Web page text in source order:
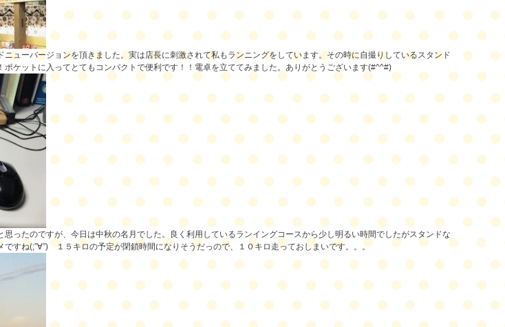
ューバージョンを頂きました。実は店長に刺激されて私もランニングをしています。その時に自撮りしているスタンド
ケットに入ってとてもコンパクトで便利です！！電卓を立ててみました。ありがとうございます(#^^#)
ったのですが、今日は中秋の名月でした。良く利用しているランイングコースから少し明るい時間でしたがスタンドな
ですね(;”∀”) １５キロの予定が閉鎖時間になりそうだっので、１０キロ走っておしまいです。。。